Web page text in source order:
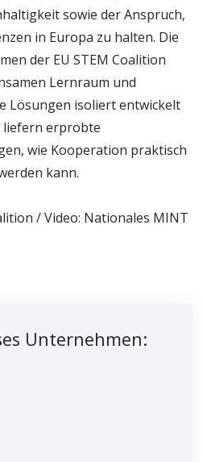
sowie der Anspruch,
in Europa zu halten. Die
der EU STEM Coalition
Lernraum und
Lösungen isoliert entwickelt
liefern erprobte
wie Kooperation praktisch
kann.
/ Video: Nationales MINT
Unternehmen: